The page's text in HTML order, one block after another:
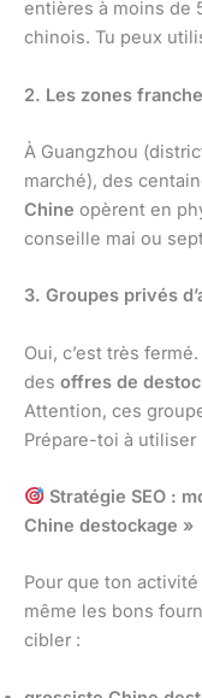
entières à moins de
chinois. Tu peux
2. Les zones
À Guangzhou
marché), des
Chine opèrent en
conseille mai ou
3. Groupes privés
Oui, c’est très
des offres de
Attention, ces
Prépare-toi à utiliser
Stratégie SEO :
Chine destockage »
Pour que ton
même les bons
cibler :